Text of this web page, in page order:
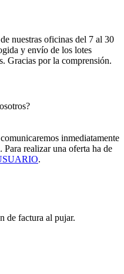
nuestras oficinas del 7 al 30
y envío de los lotes
Gracias por la comprensión.
inmediatamente
realizar una oferta ha de
.
de factura al pujar.